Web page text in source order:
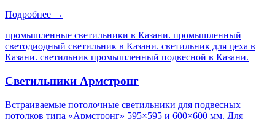
Подробнее →
промышленные светильники в Казани. промышленный
светодиодный светильник в Казани. светильник для цеха в
Казани. светильник промышленный подвесной в Казани.
Светильники Армстронг
Встраиваемые потолочные светильники для подвесных
потолков типа «Армстронг» 595×595 и 600×600 мм. Для